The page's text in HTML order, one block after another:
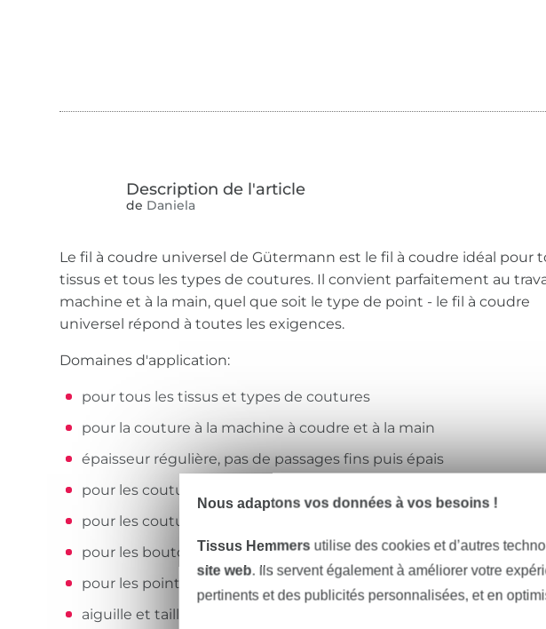
de Daniela
Le fil à coudre universel de Gütermann est le fil à coudre idéal pour
tissus et tous les types de coutures. Il convient parfaitement au
machine et à la main, quel que soit le type de point - le fil à coudre
universel répond à toutes les exigences.
Domaines d'application:
pour tous les tissus et types de coutures
pour la couture à la machine à coudre et à la main
épaisseur régulière, pas de passages fins puis épais
pour les coutures de fermeture et les coutures de surpiqûre
pour les coutures overlock et safety
pour les boutonnières et pour coudre des boutons
pour les points décoratifs fins et les coutures décoratives
aiguille et taille d'aiguille recommandées : aiguille universelle NM
Nous adaptons vos données à vos besoins !
Tissus Hemmers utilise des cookies et d’autres
site web. Ils servent également à améliorer votre
pertinents et des publicités personnalisées, et en